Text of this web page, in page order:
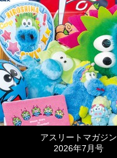
アスリートマガジン
2026年7月号